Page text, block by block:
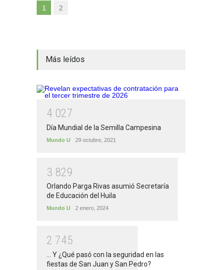
1 2
Más leídos
4 027
Día Mundial de la Semilla Campesina
Mundo U 29 octubre, 2021
3 829
Orlando Parga Rivas asumió Secretaría
de Educación del Huila
Mundo U 2 enero, 2024
2 745
... Y ¿Qué pasó con la seguridad en las
fiestas de San Juan y San Pedro?